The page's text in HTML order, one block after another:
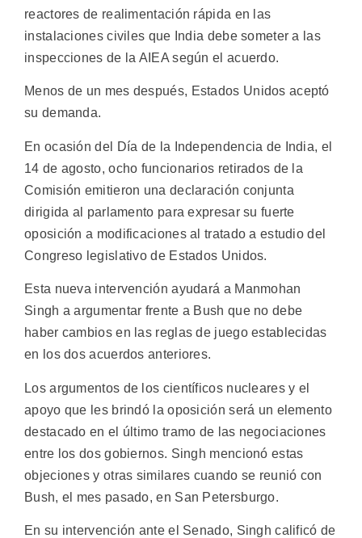
reactores de realimentación rápida en las
instalaciones civiles que India debe someter a las
inspecciones de la AIEA según el acuerdo.
Menos de un mes después, Estados Unidos aceptó
su demanda.
En ocasión del Día de la Independencia de India, el
14 de agosto, ocho funcionarios retirados de la
Comisión emitieron una declaración conjunta
dirigida al parlamento para expresar su fuerte
oposición a modificaciones al tratado a estudio del
Congreso legislativo de Estados Unidos.
Esta nueva intervención ayudará a Manmohan
Singh a argumentar frente a Bush que no debe
haber cambios en las reglas de juego establecidas
en los dos acuerdos anteriores.
Los argumentos de los científicos nucleares y el
apoyo que les brindó la oposición será un elemento
destacado en el último tramo de las negociaciones
entre los dos gobiernos. Singh mencionó estas
objeciones y otras similares cuando se reunió con
Bush, el mes pasado, en San Petersburgo.
En su intervención ante el Senado, Singh calificó de